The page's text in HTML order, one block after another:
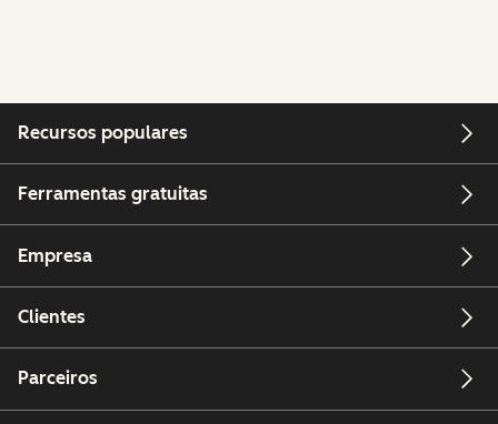
Recursos populares
Ferramentas gratuitas
Empresa
Clientes
Parceiros